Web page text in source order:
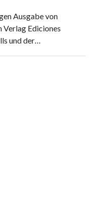
Ausgabe von
Ediciones
und der…